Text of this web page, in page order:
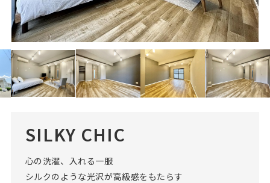
SILKY CHIC
心の洗濯、入れる一服
シルクのような光沢が高級感をもたらす